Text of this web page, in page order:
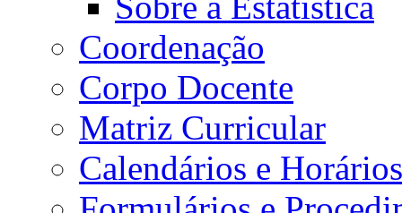
Coordenação
Corpo Docente
Matriz Curricular
Calendários e Horários